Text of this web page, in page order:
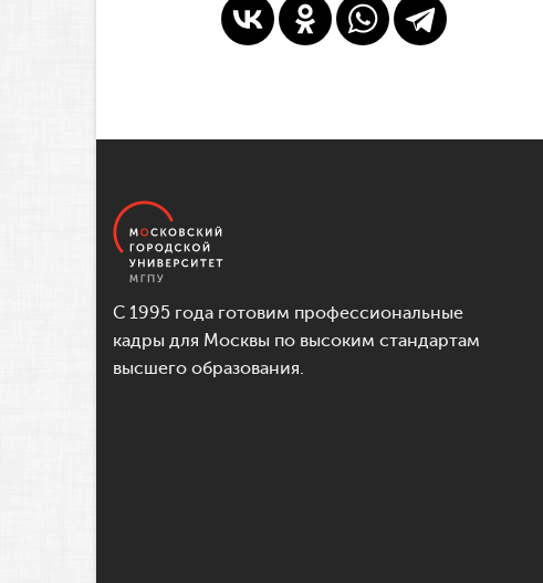
С 1995 года готовим профессиональные
кадры для Москвы по высоким стандартам
высшего образования.